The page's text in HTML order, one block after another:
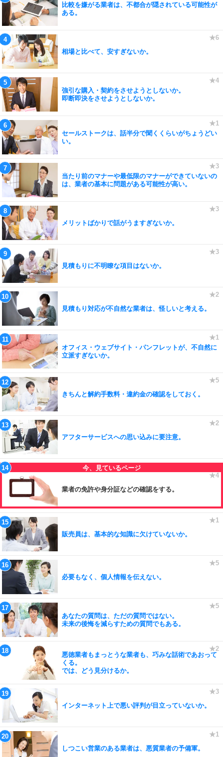
比較を嫌がる業者は、不都合が隠されている可能性が
ある。
相場と比べて、安すぎないか。
強引な購入・契約をさせようとしないか。
即断即決をさせようとしないか。
セールストークは、話半分で聞くくらいがちょうどい
い。
当たり前のマナーや最低限のマナーができていないの
は、業者の基本に問題がある可能性が高い。
メリットばかりで話がうますぎないか。
見積もりに不明瞭な項目はないか。
見積もり対応が不自然な業者は、怪しいと考える。
オフィス・ウェブサイト・パンフレットが、不自然に
立派すぎないか。
きちんと解約手数料・違約金の確認をしておく。
アフターサービスへの思い込みに要注意。
業者の免許や身分証などの確認をする。
販売員は、基本的な知識に欠けていないか。
必要もなく、個人情報を伝えない。
あなたの質問は、ただの質問ではない。
未来の後悔を減らすための質問でもある。
悪徳業者もまっとうな業者も、巧みな話術であおって
くる。
では、どう見分けるか。
インターネット上で悪い評判が目立っていないか。
しつこい営業のある業者は、悪質業者の予備軍。